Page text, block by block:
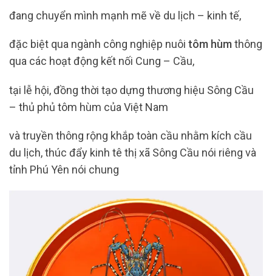
đang chuyển mình mạnh mẽ về du lịch – kinh tế,
đặc biệt qua ngành công nghiệp nuôi tôm hùmthông
qua các hoạt động kết nối Cung – Cầu,
tại lễ hội, đồng thời tạo dựng thương hiệu Sông Cầu
– thủ phủ tôm hùm của Việt Nam
và truyền thông rộng khắp toàn cầu nhằm kích cầu
du lịch, thúc đẩy kinh tê thị xã Sông Cầu nói riêng và
tỉnh Phú Yên nói chung